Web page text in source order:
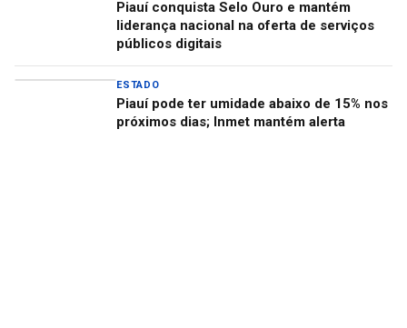
Piauí conquista Selo Ouro e mantém
liderança nacional na oferta de serviços
públicos digitais
ESTADO
Piauí pode ter umidade abaixo de 15% nos
próximos dias; Inmet mantém alerta